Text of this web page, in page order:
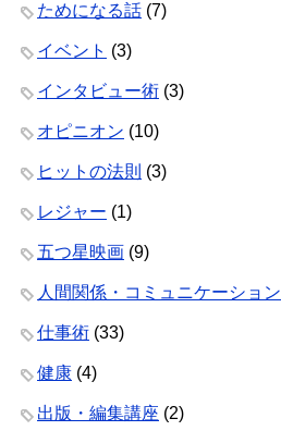
ためになる話 (7)
イベント (3)
インタビュー術 (3)
オピニオン (10)
ヒットの法則 (3)
レジャー (1)
五つ星映画 (9)
人間関係・コミュニケーション
仕事術 (33)
健康 (4)
出版・編集講座 (2)